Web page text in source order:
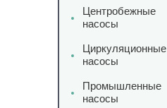
Центробежные
насосы
Циркуляционные
насосы
Промышленные
насосы